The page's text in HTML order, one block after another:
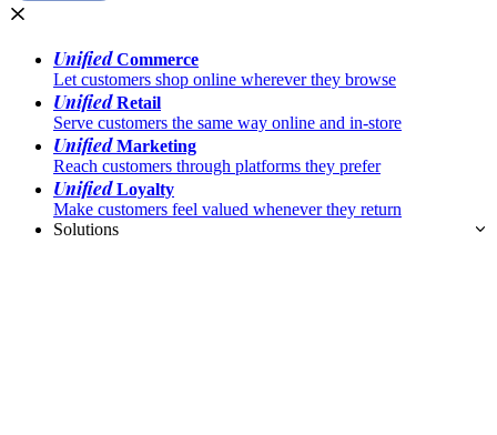
UnifiedCommerce
Let customers shop online wherever they browse
UnifiedRetail
Serve customers the same way online and in-store
UnifiedMarketing
Reach customers through platforms they prefer
UnifiedLoyalty
Make customers feel valued whenever they return
Solutions